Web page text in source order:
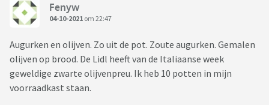
Fenyw
04-10-2021 om 22:47
Augurken en olijven. Zo uit de pot. Zoute augurken. Gemalen
olijven op brood. De Lidl heeft van de Italiaanse week
geweldige zwarte olijvenpreu. Ik heb 10 potten in mijn
voorraadkast staan.